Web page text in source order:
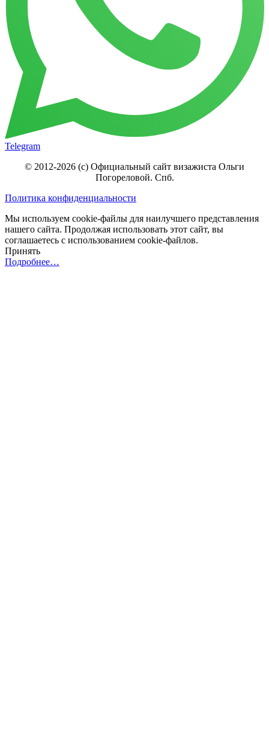
Telegram
© 2012-2026 (c) Официальный сайт визажиста Ольги
Погореловой. Спб.
Политика конфиденциальности
Мы используем cookie-файлы для наилучшего представления
нашего сайта. Продолжая использовать этот сайт, вы
соглашаетесь с использованием cookie-файлов.
Принять
Подробнее…